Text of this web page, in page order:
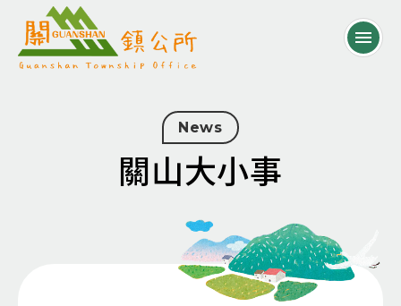
News
關山大小事